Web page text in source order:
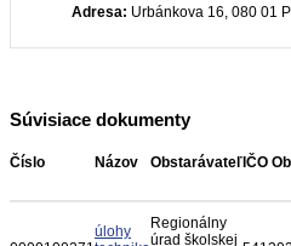
Adresa: Urbánkova 16, 080 01
Súvisiace dokumenty
Číslo Názov Obstarávateľ IČO
úlohy
Regionálny
úrad školskej